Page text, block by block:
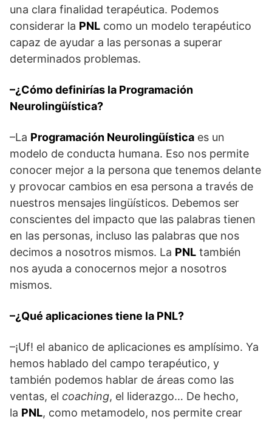
una clara finalidad terapéutica. Podemos
considerar la PNL como un modelo terapéutico
capaz de ayudar a las personas a superar
determinados problemas.
–¿Cómo definirías la Programación
Neurolingüística?
–La Programación Neurolingüística es un
modelo de conducta humana. Eso nos permite
conocer mejor a la persona que tenemos delante
y provocar cambios en esa persona a través de
nuestros mensajes lingüísticos. Debemos ser
conscientes del impacto que las palabras tienen
en las personas, incluso las palabras que nos
decimos a nosotros mismos. La PNL también
nos ayuda a conocernos mejor a nosotros
mismos.
–¿Qué aplicaciones tiene la PNL?
–¡Uf! el abanico de aplicaciones es amplísimo. Ya
hemos hablado del campo terapéutico, y
también podemos hablar de áreas como las
ventas, el coaching, el liderazgo… De hecho,
la PNL, como metamodelo, nos permite crear